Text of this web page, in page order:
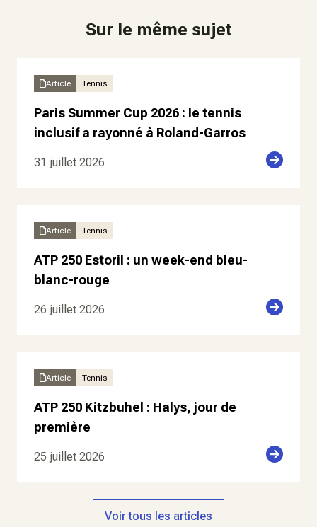
Sur le même sujet
Article Tennis
Paris Summer Cup 2026 : le tennis
inclusif a rayonné à Roland-Garros
31 juillet 2026
Article Tennis
ATP 250 Estoril : un week-end bleu-
blanc-rouge
26 juillet 2026
Article Tennis
ATP 250 Kitzbuhel : Halys, jour de
première
25 juillet 2026
Voir tous les articles